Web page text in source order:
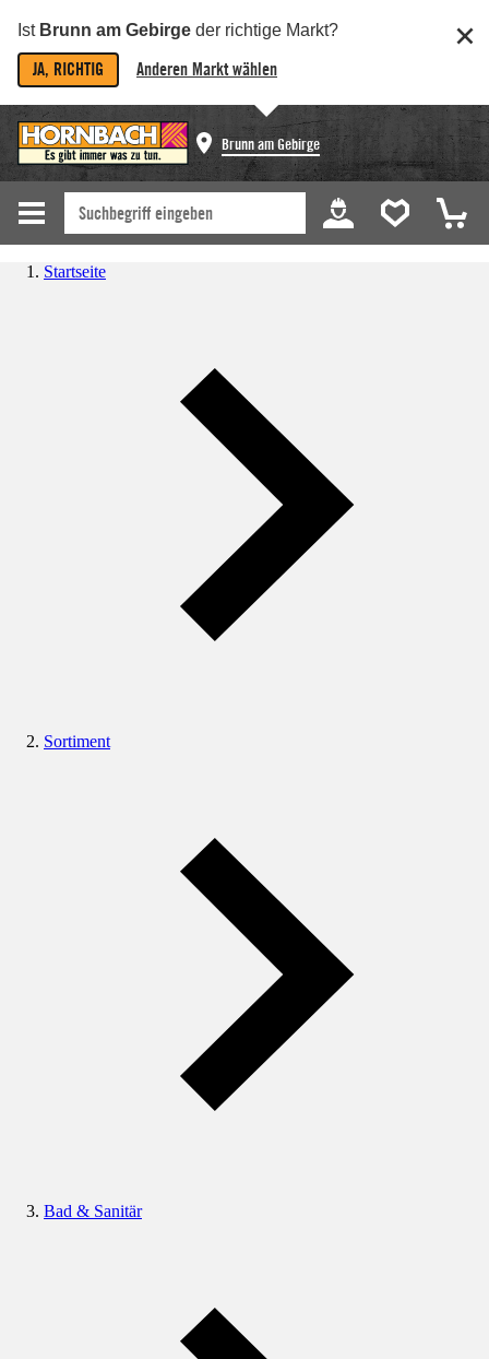
Ist Brunn am Gebirge der richtige Markt?
JA, RICHTIG Anderen Markt wählen
Brunn am Gebirge
Startseite
Sortiment
Bad & Sanitär